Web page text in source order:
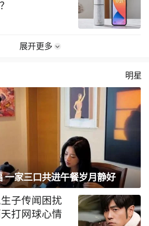
展开更多
明星
一家三口共进午餐岁月静好
子传闻困扰
打网球心情